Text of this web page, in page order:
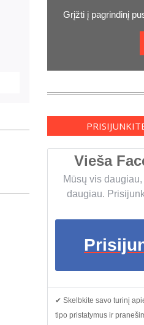
Grįžti į pagrindinį
Vieša
Mūsų vis
daugiau.
✔ Skelbkite savo turinį
tipo pristatymus ir